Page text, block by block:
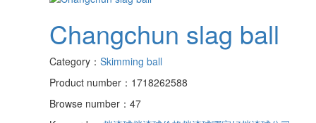
Changchun slag ball
Category： Skimming ball
Product number：1718262588
Browse number：47